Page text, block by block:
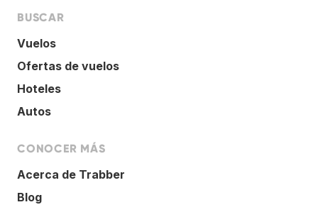
BUSCAR
Vuelos
Ofertas de vuelos
Hoteles
Autos
CONOCER MÁS
Acerca de Trabber
Blog